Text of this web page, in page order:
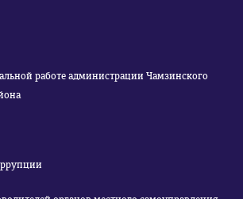
работе администрации Чамзинского